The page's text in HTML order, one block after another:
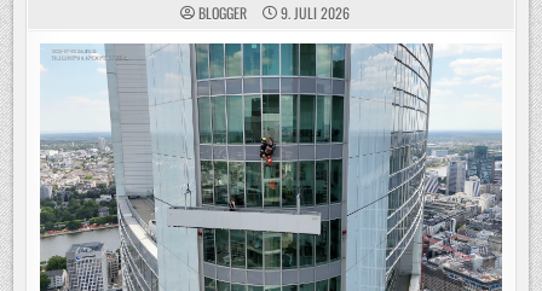
BLOGGER 9. JULI 2026